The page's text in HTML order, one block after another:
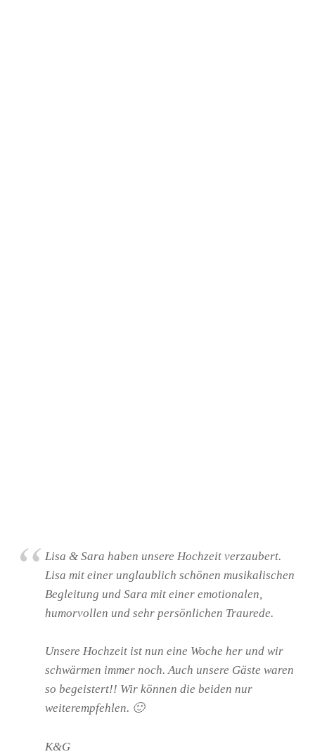
Lisa & Sara haben unsere Hochzeit verzaubert.
Lisa mit einer unglaublich schönen musikalischen
Begleitung und Sara mit einer emotionalen,
humorvollen und sehr persönlichen Traurede.
Unsere Hochzeit ist nun eine Woche her und wir
schwärmen immer noch. Auch unsere Gäste waren
so begeistert!! Wir können die beiden nur
weiterempfehlen. 🙂
K&G